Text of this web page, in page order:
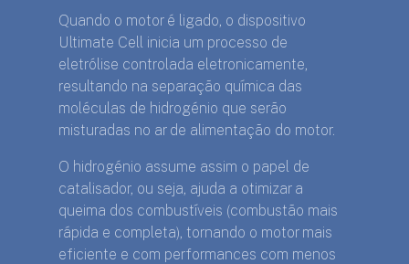
Quando o motor é ligado, o dispositivo
Ultimate Cell inicia um processo de
eletrólise controlada eletronicamente,
resultando na separação química das
moléculas de hidrogénio que serão
misturadas no ar de alimentação do motor.
O hidrogénio assume assim o papel de
catalisador, ou seja, ajuda a otimizar a
queima dos combustíveis (combustão mais
rápida e completa), tornando o motor mais
eficiente e com performances com menos